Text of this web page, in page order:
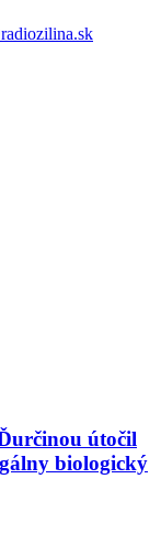
útočil
biologický